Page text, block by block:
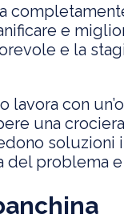
e
e la
con
una
soluzioni
problema